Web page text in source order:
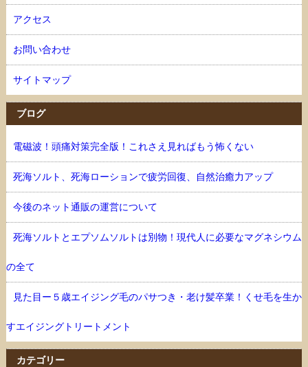
アクセス
お問い合わせ
サイトマップ
ブログ
電磁波！頭痛対策完全版！これさえ見ればもう怖くない
死海ソルト、死海ローションで疲労回復、自然治癒力アップ
今後のネット通販の運営について
死海ソルトとエプソムソルトは別物！現代人に必要なマグネシウム
の全て
見た目ー５歳エイジング毛のパサつき・老け髪卒業！くせ毛を生か
すエイジングトリートメント
カテゴリー